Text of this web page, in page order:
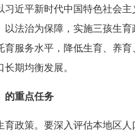
习近平新时代中国特色社会
法治为保障，实施三孩生
育服务水平，降低生育、养
期均衡发展。
的重点任务
育政策。要深入评估本地区